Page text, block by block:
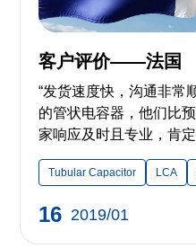
16 2019/01
客户评价——法国
“发货速度快，沟通非常
的管状电容器，他们比
家响应及时且专业，肯
国的客户
Tubular Capacitor LCA